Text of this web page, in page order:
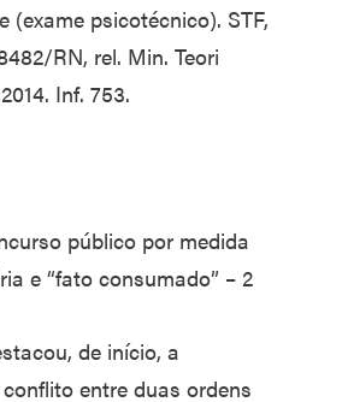
(exame psicotécnico). STF,
RN, rel. Min. Teori
Inf. 753.
público por medida
e “fato consumado” – 2
de início, a
entre duas ordens